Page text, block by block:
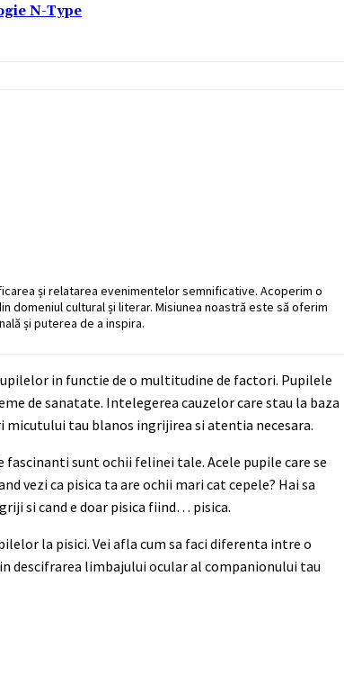
N-Type
și relatarea evenimentelor semnificative. Acoperim o
domeniul cultural și literar. Misiunea noastră este să oferim
și puterea de a inspira.
in functie de o multitudine de factori. Pupilele
de sanatate. Intelegerea cauzelor care stau la baza
tau blanos ingrijirea si atentia necesara.
sunt ochii felinei tale. Acele pupile care se
vezi ca pisica ta are ochii mari cat cepele? Hai sa
si cand e doar pisica fiind… pisica.
la pisici. Vei afla cum sa faci diferenta intre o
descifrarea limbajului ocular al companionului tau